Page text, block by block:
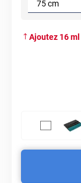
Ajoutez 16ml